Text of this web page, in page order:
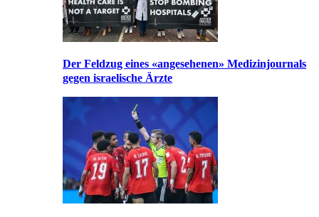
Der Feldzug eines «angesehenen» Medizinjournals
gegen israelische Ärzte